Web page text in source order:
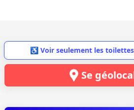
♿ Voir seulement les toilettes
Se